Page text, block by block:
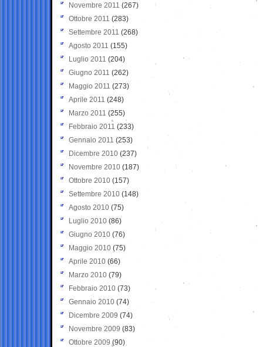
Novembre 2011 (267)
Ottobre 2011 (283)
Settembre 2011 (268)
Agosto 2011 (155)
Luglio 2011 (204)
Giugno 2011 (262)
Maggio 2011 (273)
Aprile 2011 (248)
Marzo 2011 (255)
Febbraio 2011 (233)
Gennaio 2011 (253)
Dicembre 2010 (237)
Novembre 2010 (187)
Ottobre 2010 (157)
Settembre 2010 (148)
Agosto 2010 (75)
Luglio 2010 (86)
Giugno 2010 (76)
Maggio 2010 (75)
Aprile 2010 (66)
Marzo 2010 (79)
Febbraio 2010 (73)
Gennaio 2010 (74)
Dicembre 2009 (74)
Novembre 2009 (83)
Ottobre 2009 (90)